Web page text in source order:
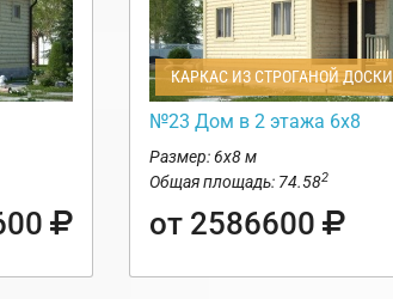
КАРКАС ИЗ СТРОГАНОЙ ДОСКИ
№23 Дом в 2 этажа 6х8
Размер: 6х8 м
Общая площадь: 74.582
от 2586600